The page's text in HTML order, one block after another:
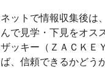
ネットで情報収集後は
んで見学・下見をオス
ザッキー（ＺＡＣＫＥ
ば、信頼できるかどう